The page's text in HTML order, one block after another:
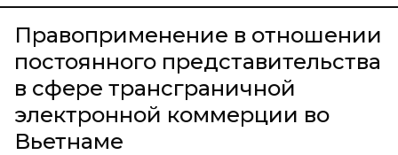
Правоприменение в отношении
постоянного представительства
в сфере трансграничной
электронной коммерции во
Вьетнаме